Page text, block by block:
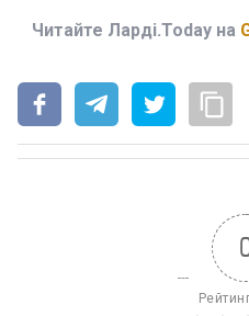
Читайте Ларді.Today на